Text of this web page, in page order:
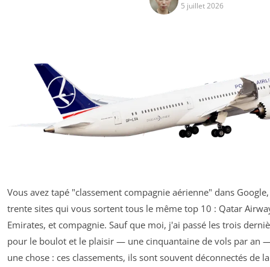
5 juillet 2026
Vous avez tapé "classement compagnie aérienne" dans
trente sites qui vous sortent tous le même top 10 : Qatar
Emirates, et compagnie. Sauf que moi, j'ai passé les trois
pour le boulot et le plaisir — une cinquantaine de vols par an
une chose : ces classements, ils sont souvent déconnectés de